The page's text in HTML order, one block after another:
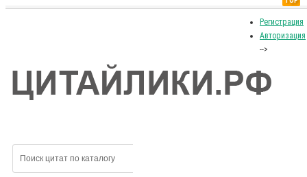
Регистрация
Авторизация
-->